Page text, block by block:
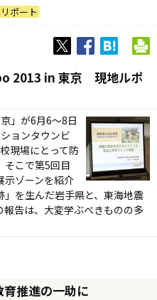
ポート
2013 in 東京 現地ルポ
」が6月6～8日
ョンタウンビ
現場にとって防
そこで第5回目
示ゾーンを紹介
を生んだ岩手県と、東海地震
告は、大変学ぶべきものの多
推進の一助に